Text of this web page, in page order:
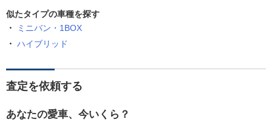
似たタイプの車種を探す
ミニバン・1BOX
ハイブリッド
査定を依頼する
あなたの愛車、今いくら？